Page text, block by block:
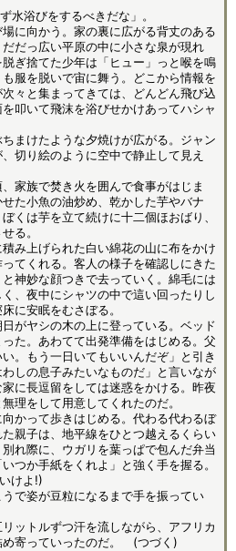
浴びをするべきだな」。
に向かう。家の裏に広がる背丈のある
だっ広い平原の中に小さな泉が現れ
ぎ捨てた少年は「ヒュー」っと喉を鳴
服を脱いで宙に舞う。どこから情報を
々と集まってきては、どんどん飛び込
叩いて飛沫を浴びせかけあってハシャ
まけたような夕焼けが広がる。ジャン
切り絵のように空中で静止して見え
家族で焚き火を囲んで食事がはじま
た小魚の油炒め、乾かした芋やバナ
くは芋を立て続けに十二個ほおばり、
る。
み上げられた白い綿花の山に布をかけ
てくれる。客人の様子を確認しにきた
神妙な顔つきで去っていく。綿毛には
、夜中にシャツの中で這い回ったりし
に安眠をむさぼる。
がヤシの木の上に登っている。ベッド
た。あわてて出発準備をはじめる。父
。もう一日いてもいいんだぞ」と引き
しの息子みたいなものだ」と言いなが
に長逗留をしては迷惑をかける。昨夜
理をして用意してくれたのだ。
かって歩きはじめる。代わる代わるぼ
親子は、地平線をひとつ越えるくらい
れ際に、ウガリを葉っぱで包んだ弁当
つか手紙をくれよ」と強く手を握る。
けよ!)
で姿が豆粒になるまで手を振ってい
ットルずつ汗を流しながら、アフリカ
め寄っていったのだ。 (つづく)